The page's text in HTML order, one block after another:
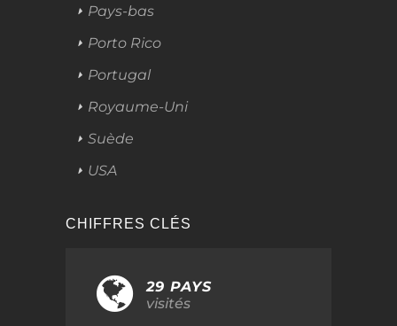
Pays-bas
Porto Rico
Portugal
Royaume-Uni
Suède
USA
CHIFFRES CLÉS
29 PAYS
visités